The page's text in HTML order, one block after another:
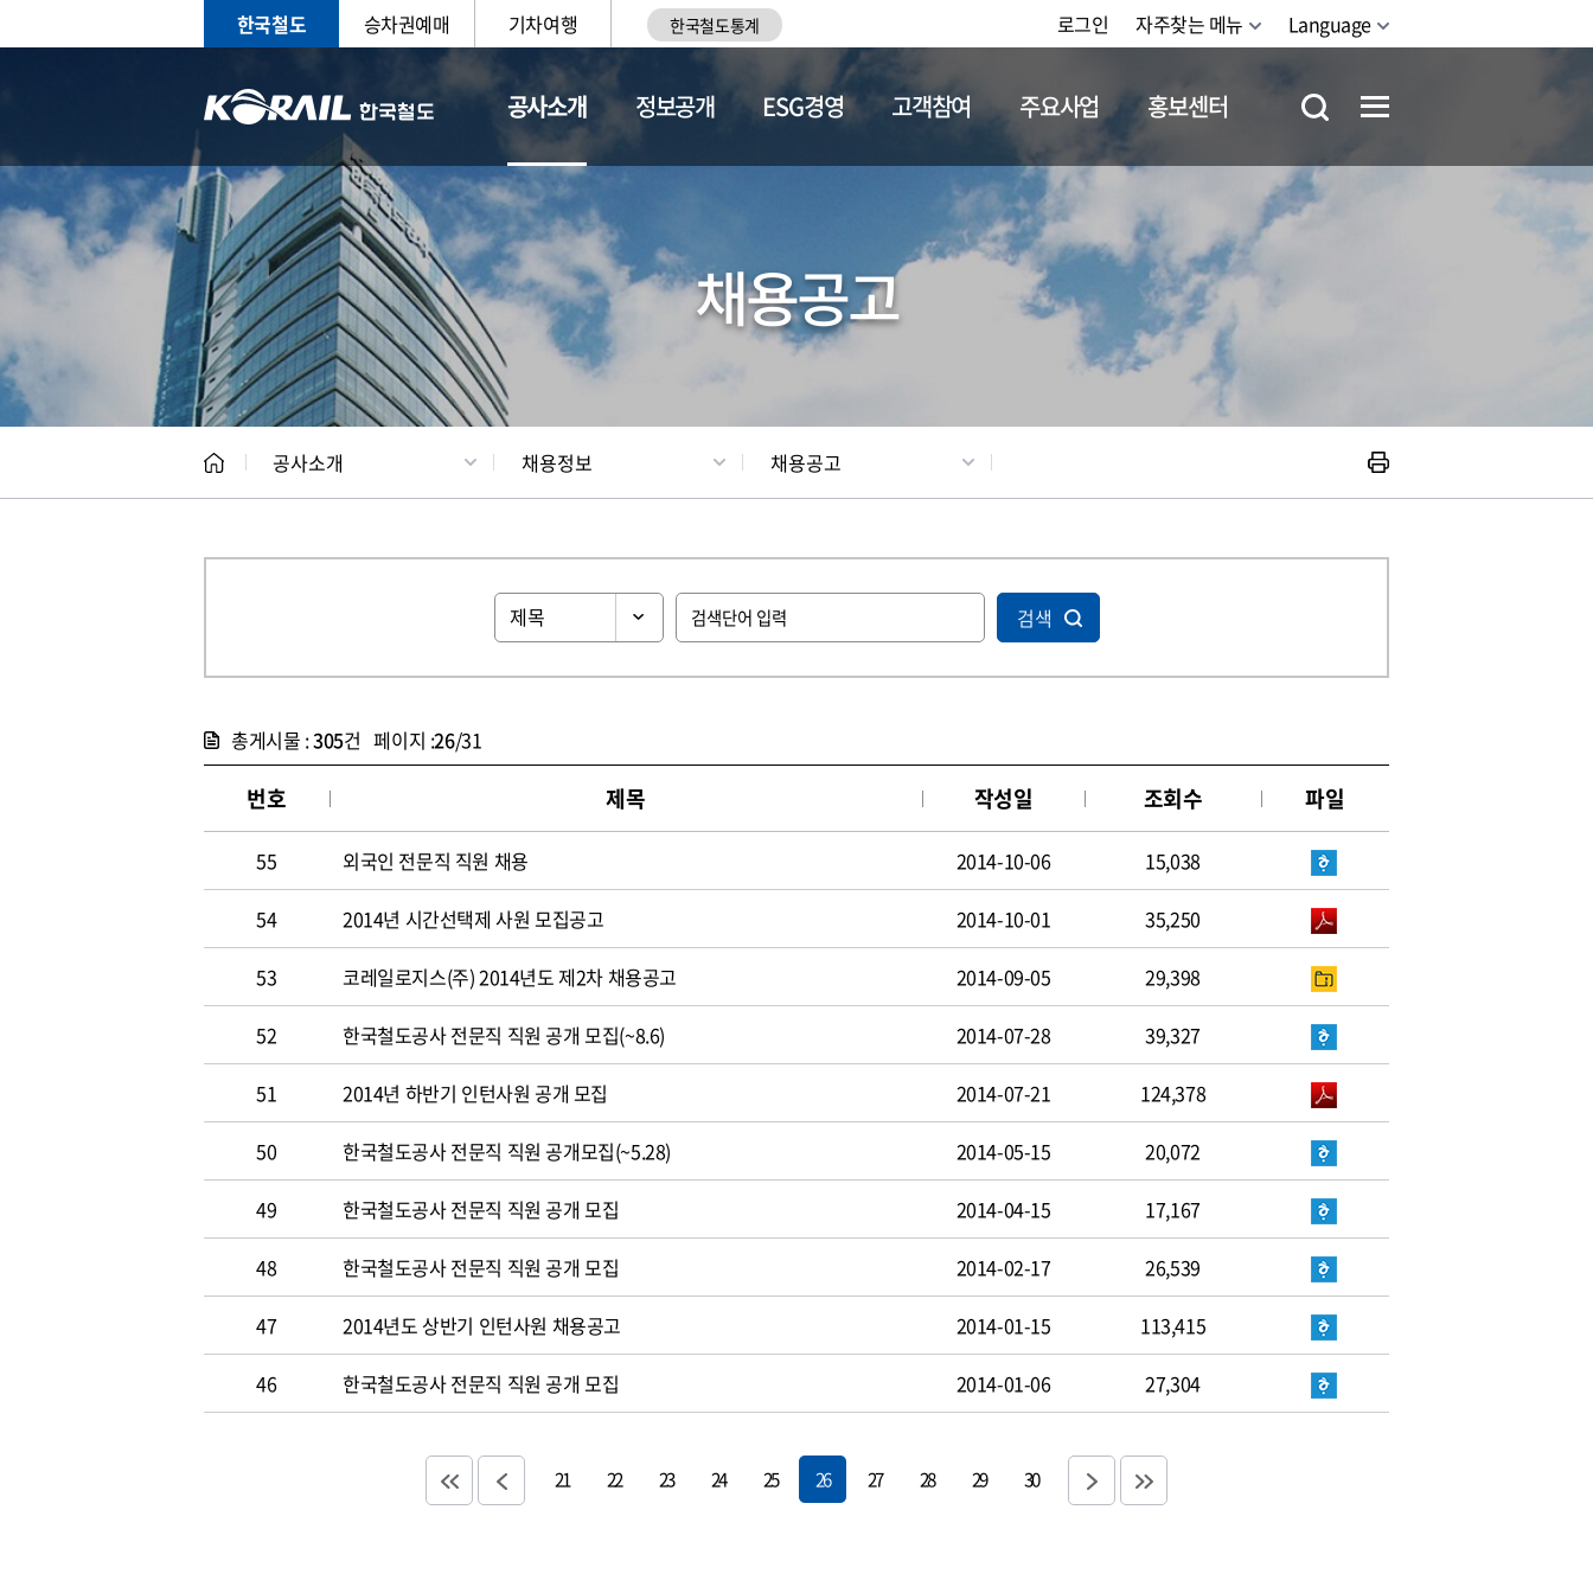
한국철도 승차권예매 기차여행 한국철도통계 로그인 자주찾는 메뉴 Language
공사소개
CEO 일반현황 채용정보
정보공개 ESG경영 고객참여 주요사업 홍보센터
채용공고
공사소개 채용정보 채용공고
검색
총게시물 :305건 페이지 :26/31
번호 제목 작성일 조회수 파일
55 외국인 전문직 직원 채용 2014-10-06 15,038
54 2014년 시간선택제 사원 모집공고 2014-10-01 35,250
53 코레일로지스(주) 2014년도 제2차 채용공고 2014-09-05 29,398
52 한국철도공사 전문직 직원 공개 모집(~8.6) 2014-07-28 39,327
51 2014년 하반기 인턴사원 공개 모집 2014-07-21 124,378
50 한국철도공사 전문직 직원 공개모집(~5.28) 2014-05-15 20,072
49 한국철도공사 전문직 직원 공개 모집 2014-04-15 17,167
48 한국철도공사 전문직 직원 공개 모집 2014-02-17 26,539
47 2014년도 상반기 인턴사원 채용공고 2014-01-15 113,415
46 한국철도공사 전문직 직원 공개 모집 2014-01-06 27,304
21 22 23 24 25 26 27 28 29 30